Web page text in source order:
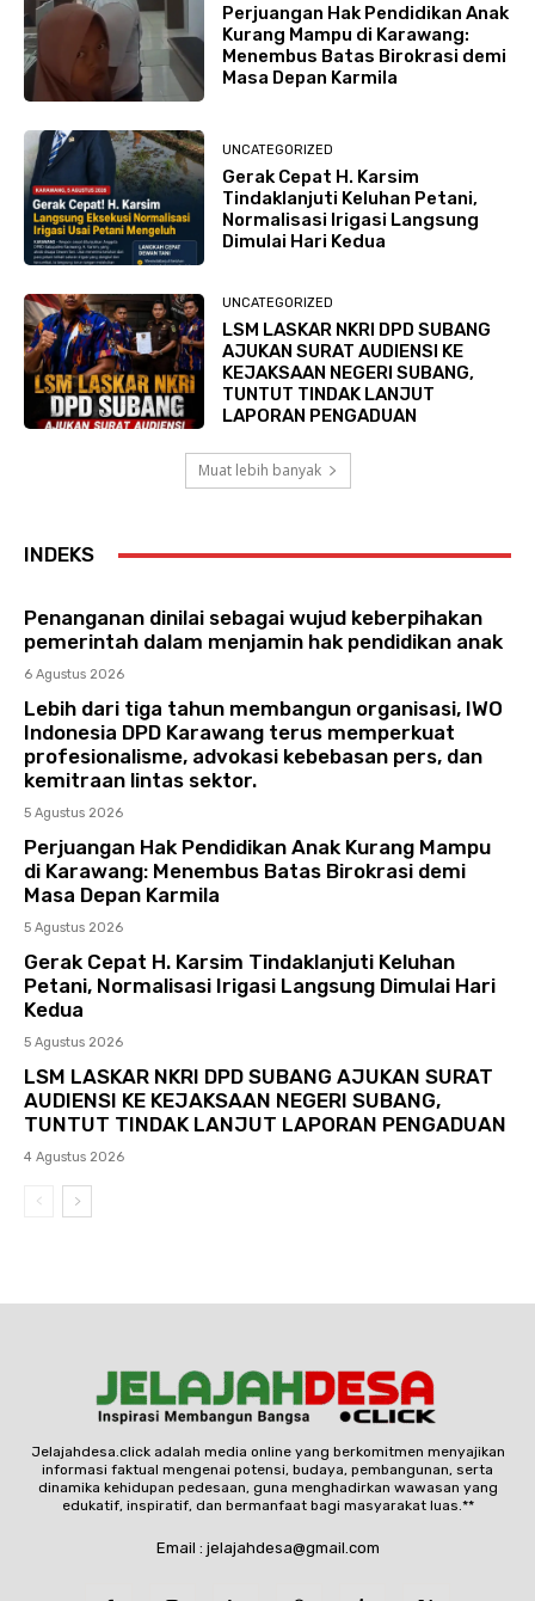
Perjuangan Hak Pendidikan Anak
Kurang Mampu di Karawang:
Menembus Batas Birokrasi demi
Masa Depan Karmila
UNCATEGORIZED
Gerak Cepat H. Karsim
Tindaklanjuti Keluhan Petani,
Normalisasi Irigasi Langsung
Dimulai Hari Kedua
UNCATEGORIZED
LSM LASKAR NKRI DPD SUBANG
AJUKAN SURAT AUDIENSI KE
KEJAKSAAN NEGERI SUBANG,
TUNTUT TINDAK LANJUT
LAPORAN PENGADUAN
Muat lebih banyak
INDEKS
Penanganan dinilai sebagai wujud keberpihakan
pemerintah dalam menjamin hak pendidikan anak
6 Agustus 2026
Lebih dari tiga tahun membangun organisasi, IWO
Indonesia DPD Karawang terus memperkuat
profesionalisme, advokasi kebebasan pers, dan
kemitraan lintas sektor.
5 Agustus 2026
Perjuangan Hak Pendidikan Anak Kurang Mampu
di Karawang: Menembus Batas Birokrasi demi
Masa Depan Karmila
5 Agustus 2026
Gerak Cepat H. Karsim Tindaklanjuti Keluhan
Petani, Normalisasi Irigasi Langsung Dimulai Hari
Kedua
5 Agustus 2026
LSM LASKAR NKRI DPD SUBANG AJUKAN SURAT
AUDIENSI KE KEJAKSAAN NEGERI SUBANG,
TUNTUT TINDAK LANJUT LAPORAN PENGADUAN
4 Agustus 2026
Jelajahdesa.click adalah media online yang berkomitmen menyajikan
informasi faktual mengenai potensi, budaya, pembangunan, serta
dinamika kehidupan pedesaan, guna menghadirkan wawasan yang
edukatif, inspiratif, dan bermanfaat bagi masyarakat luas.**
Email : jelajahdesa@gmail.com